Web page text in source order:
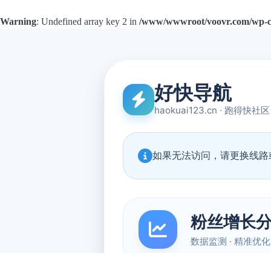
Warning: Undefined array key 2 in /www/wwwroot/voovr.com/wp-